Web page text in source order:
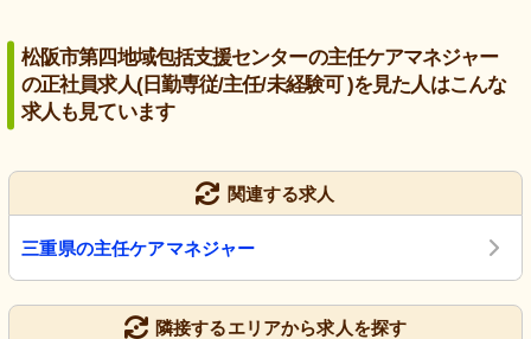
松阪市第四地域包括支援センターの主任ケアマネジャー
の正社員求人(日勤専従/主任/未経験可 )を見た人はこんな
求人も見ています
関連する求人
三重県の主任ケアマネジャー
隣接するエリアから求人を探す